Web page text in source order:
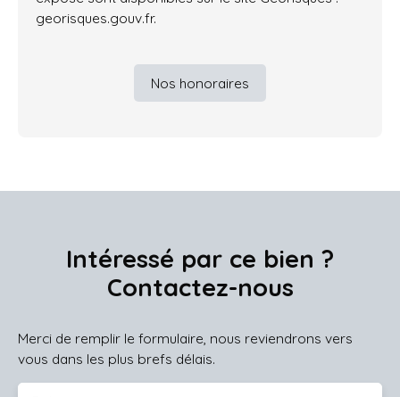
georisques.gouv.fr.
Nos honoraires
Intéressé par ce bien ?
Contactez-nous
Merci de remplir le formulaire, nous reviendrons vers
vous dans les plus brefs délais.